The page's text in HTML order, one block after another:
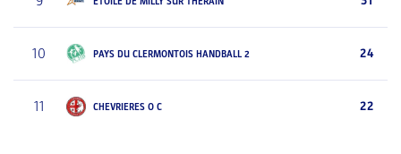
10 PAYS DU CLERMONTOIS HANDBALL 2 24
11 CHEVRIERES O C 22